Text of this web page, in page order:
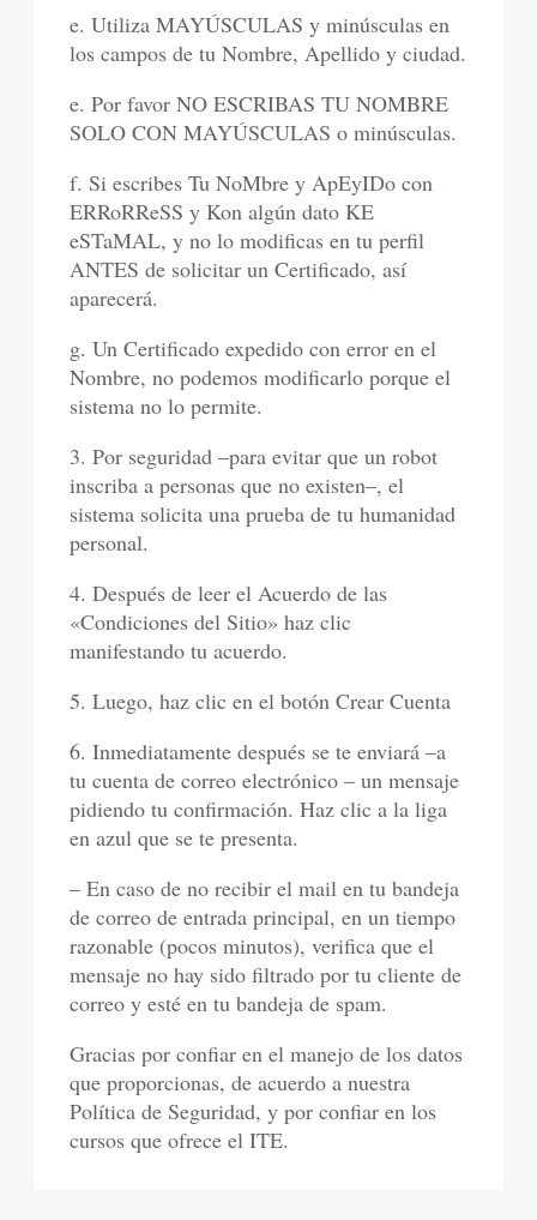
e. Utiliza MAYÚSCULAS y minúsculas en
los campos de tu Nombre, Apellido y ciudad.
e. Por favor NO ESCRIBAS TU NOMBRE
SOLO CON MAYÚSCULAS o minúsculas.
f. Si escribes Tu NoMbre y ApEyIDo con
ERRoRReSS y Kon algún dato KE
eSTaMAL, y no lo modificas en tu perfil
ANTES de solicitar un Certificado, así
aparecerá.
g. Un Certificado expedido con error en el
Nombre, no podemos modificarlo porque el
sistema no lo permite.
3. Por seguridad –para evitar que un robot
inscriba a personas que no existen–, el
sistema solicita una prueba de tu humanidad
personal.
4. Después de leer el Acuerdo de las
«Condiciones del Sitio» haz clic
manifestando tu acuerdo.
5. Luego, haz clic en el botón Crear Cuenta
6. Inmediatamente después se te enviará –a
tu cuenta de correo electrónico – un mensaje
pidiendo tu confirmación. Haz clic a la liga
en azul que se te presenta.
– En caso de no recibir el mail en tu bandeja
de correo de entrada principal, en un tiempo
razonable (pocos minutos), verifica que el
mensaje no hay sido filtrado por tu cliente de
correo y esté en tu bandeja de spam.
Gracias por confiar en el manejo de los datos
que proporcionas, de acuerdo a nuestra
Política de Seguridad, y por confiar en los
cursos que ofrece el ITE.